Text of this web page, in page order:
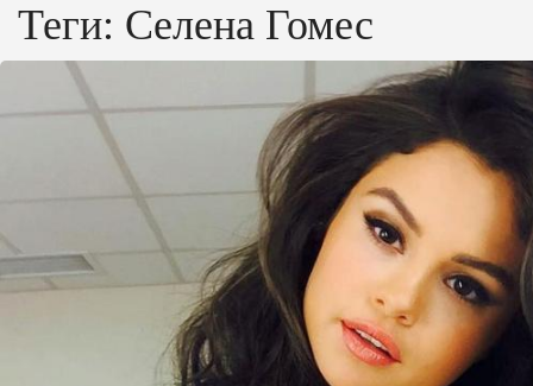
Теги: Селена Гомес